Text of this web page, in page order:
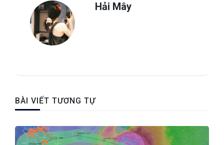
Hải Mây
BÀI VIẾT TƯƠNG TỰ